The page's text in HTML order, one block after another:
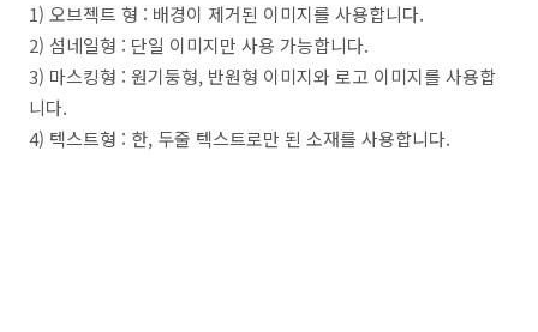
1) 오브젝트 형 : 배경이 제거된 이미지를 사용합니다.
2) 섬네일형 : 단일 이미지만 사용 가능합니다.
3) 마스킹형 : 원기둥형, 반원형 이미지와 로고 이미지를 사용합
니다.
4) 텍스트형 : 한, 두줄 텍스트로만 된 소재를 사용합니다.